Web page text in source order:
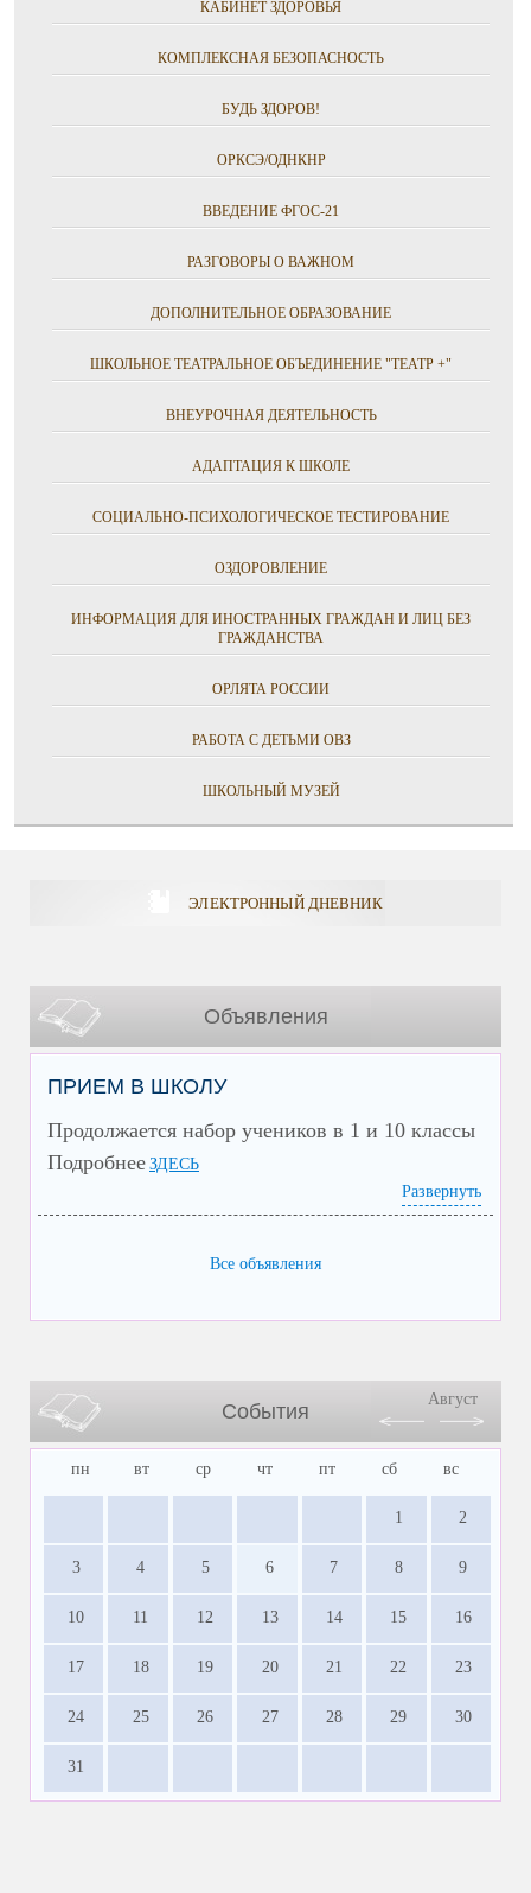
КАБИНЕТ ЗДОРОВЬЯ
КОМПЛЕКСНАЯ БЕЗОПАСНОСТЬ
БУДЬ ЗДОРОВ!
ОРКСЭ/ОДНКНР
ВВЕДЕНИЕ ФГОС-21
РАЗГОВОРЫ О ВАЖНОМ
ДОПОЛНИТЕЛЬНОЕ ОБРАЗОВАНИЕ
ШКОЛЬНОЕ ТЕАТРАЛЬНОЕ ОБЪЕДИНЕНИЕ "ТЕАТР +"
ВНЕУРОЧНАЯ ДЕЯТЕЛЬНОСТЬ
АДАПТАЦИЯ К ШКОЛЕ
СОЦИАЛЬНО-ПСИХОЛОГИЧЕСКОЕ ТЕСТИРОВАНИЕ
ОЗДОРОВЛЕНИЕ
ИНФОРМАЦИЯ ДЛЯ ИНОСТРАННЫХ ГРАЖДАН И ЛИЦ БЕЗ
ГРАЖДАНСТВА
ОРЛЯТА РОССИИ
РАБОТА С ДЕТЬМИ ОВЗ
ШКОЛЬНЫЙ МУЗЕЙ
ЭЛЕКТРОННЫЙ ДНЕВНИК
Объявления
ПРИЕМ В ШКОЛУ
Продолжается набор учеников в 1 и 10 классы
Подробнее ЗДЕСЬ
Развернуть
Все объявления
События
Август
пн вт ср чт пт сб вс
1 2
3 4 5 6 7 8 9
10 11 12 13 14 15 16
17 18 19 20 21 22 23
24 25 26 27 28 29 30
31